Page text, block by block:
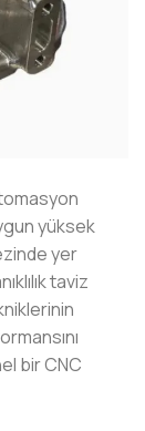
yüksek
yer
taviz
bir CNC